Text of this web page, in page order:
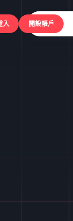
登入